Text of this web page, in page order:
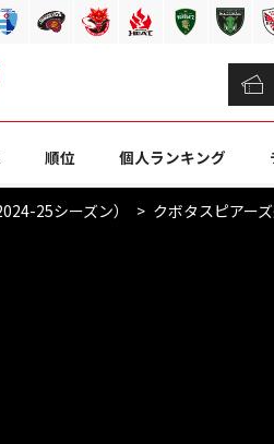
順位 個人ランキング
25シーズン） クボタスピアー